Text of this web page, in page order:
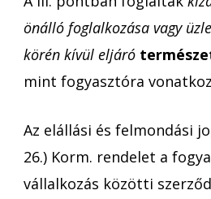
önálló foglalkozása vagy
körén kívül eljáró
mint fogyasztóra
Az elállási és felmondási
26.) Korm. rendelet a
vállalkozás közötti